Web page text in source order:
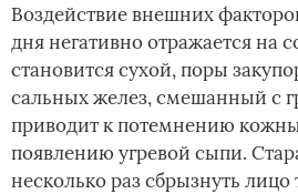
Воздействие внешних
дня негативно отражается на
становится сухой, поры
сальных желез, смешанный с
приводит к потемнению
появлению угревой сыпи.
несколько раз сбрызнуть